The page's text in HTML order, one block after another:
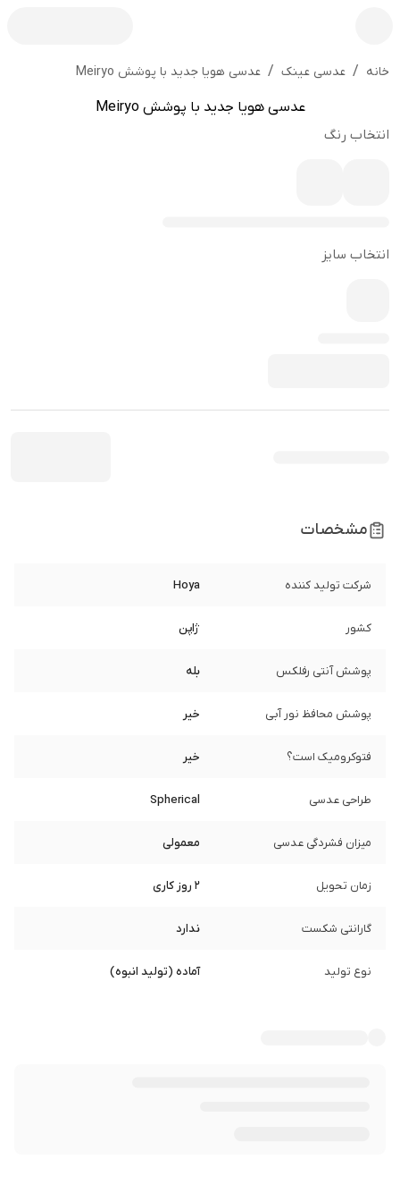
خانه / عدسی عینک / عدسی هویا جدید با پوشش Meiryo
عدسی هویا جدید با پوشش Meiryo
انتخاب رنگ
انتخاب سایز
مشخصات
شرکت تولید کننده Hoya
کشور ژاپن
پوشش آنتی رفلکس بله
پوشش محافظ نور آبی خیر
فتوکرومیک است؟ خیر
طراحی عدسی Spherical
میزان فشردگی عدسی معمولی
زمان تحویل 2 روز کاری
گارانتی شکست ندارد
نوع تولید آماده (تولید انبوه)